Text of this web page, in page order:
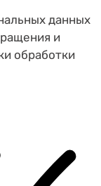
данных
и
обработки